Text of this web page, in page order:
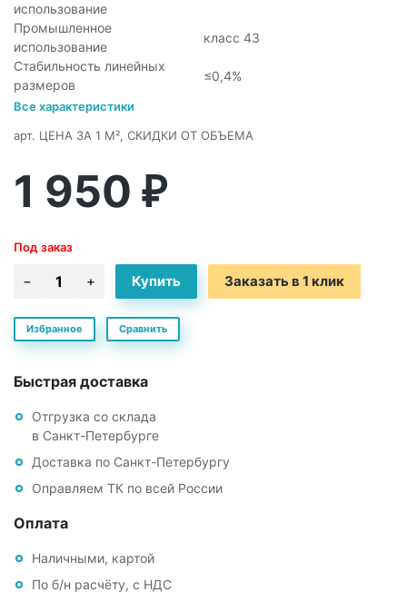
использование
Промышленное
использование
класс 43
Стабильность линейных
размеров
≤0,4%
Все характеристики
арт. ЦЕНА ЗА 1 М², СКИДКИ ОТ ОБЪЕМА
1 950 ₽
Под заказ
Заказать в 1 клик
Избранное Сравнить
Быстрая доставка
Отгрузка со склада
в Санкт-Петербурге
Доставка по Санкт-Петербургу
Оправляем ТК по всей России
Оплата
Наличными, картой
По б/н расчёту, с НДС